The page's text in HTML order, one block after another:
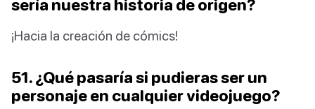
sería nuestra historia de origen?
¡Hacia la creación de cómics!
51. ¿Qué pasaría si pudieras ser un
personaje en cualquier videojuego?